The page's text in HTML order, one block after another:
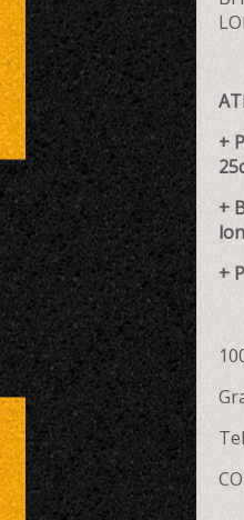
+
+
+